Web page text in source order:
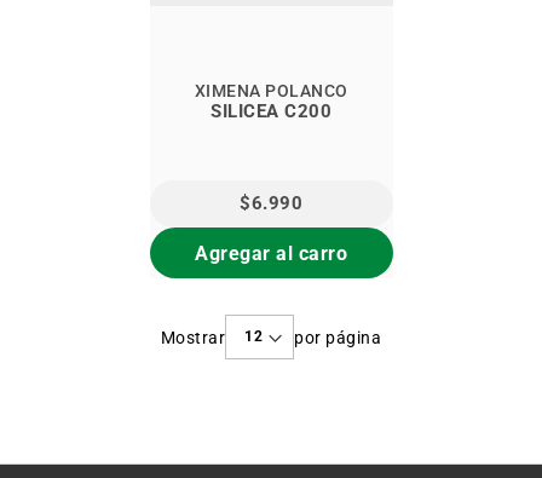
SILICEA C200
XIMENA POLANCO
$6.990
Agregar al carro
Mostrar por página